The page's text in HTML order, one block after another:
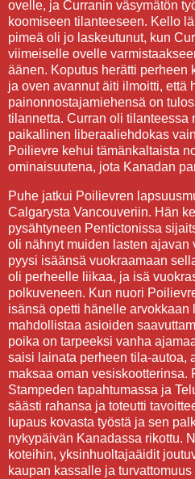
ovelle, ja Curranin väsymätön
koomiseen tilanteeseen. Kello
pimeä oli jo laskeutunut, kun
viimeiselle ovelle
äänen. Koputus herätti perheen
ja oven avannut äiti ilmoitti, että
painonnostajamiehensä on
tilannetta. Curran oli tilanteessa
paikallinen liberaaliehdokas
Poilievre kehui tämänkaltaista
ominaisuutena, jota Kanadan
Puhe jatkui Poilievren
Calgarysta Vancouveriin. Hän
pysähtyneen Pentictonissa
oli nähnyt muiden lasten ajavan
pyysi isäänsä vuokraamaan
oli perheelle liikaa, ja isä
polkuveneen. Kun nuori
isänsä opetti hänelle arvokkaan
mahdollistaa asioiden
poika on tarpeeksi vanha
saisi lainata perheen tila-autoa,
maksaa oman vesiskootterinsa.
Stampeden tapahtumassa ja
säästi rahansa ja toteutti
lupaus kovasta työstä ja sen
nykypäivän Kanadassa rikottu.
koteihin, yksinhuoltajaäidit
kaupan kassalle ja